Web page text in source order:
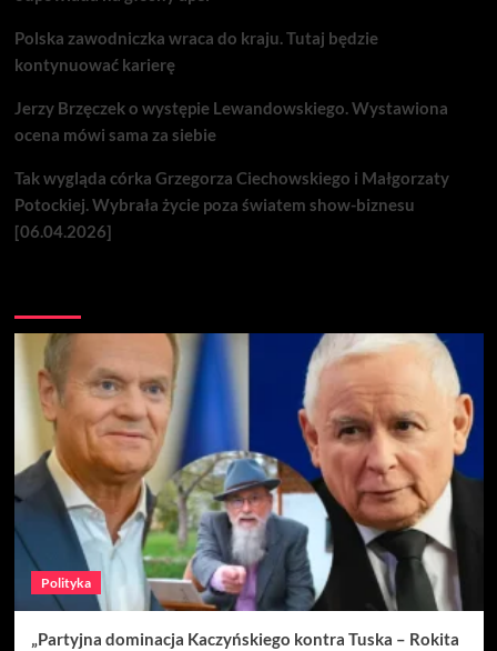
Polska zawodniczka wraca do kraju. Tutaj będzie
kontynuować karierę
Jerzy Brzęczek o występie Lewandowskiego. Wystawiona
ocena mówi sama za siebie
Tak wygląda córka Grzegorza Ciechowskiego i Małgorzaty
Potockiej. Wybrała życie poza światem show-biznesu
[06.04.2026]
Polityka
„Partyjna dominacja Kaczyńskiego kontra Tuska – Rokita